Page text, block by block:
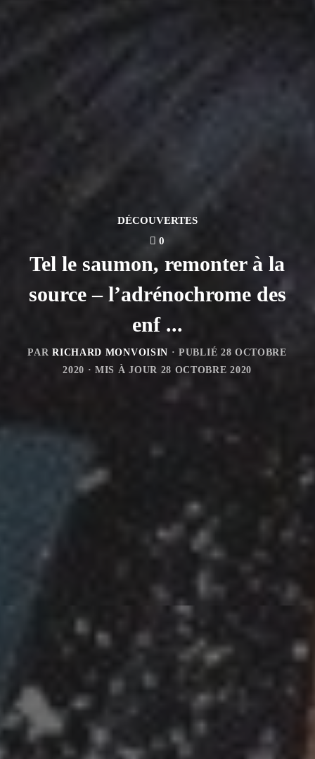
DÉCOUVERTES
0
Tel le saumon, remonter à la
source – l’adrénochrome des
enf ...
PARRICHARD MONVOISIN · PUBLIÉ 28 OCTOBRE
2020 · MIS À JOUR 28 OCTOBRE 2020